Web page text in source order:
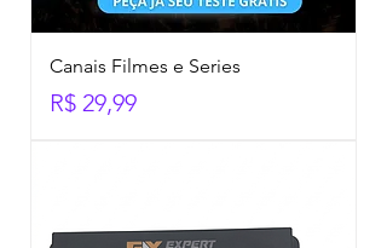
Canais Filmes e Series
Preço
R$ 29,99